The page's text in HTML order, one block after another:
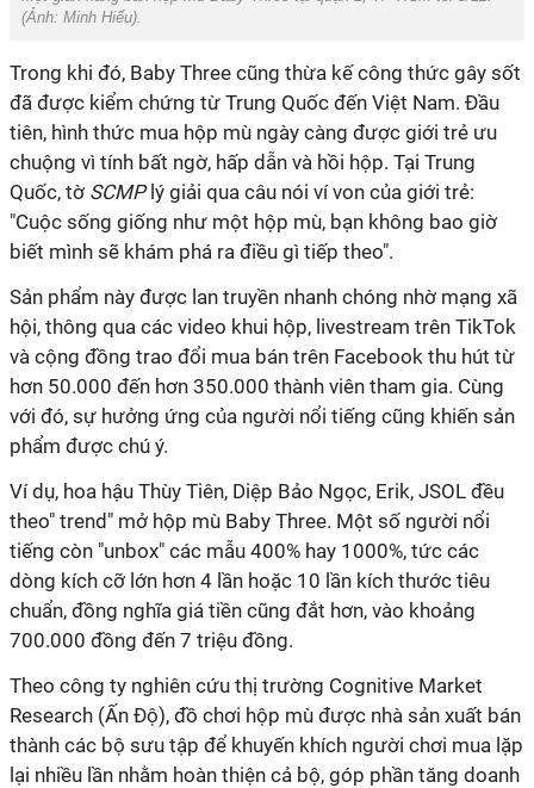
(Ảnh: Minh Hiếu).
Trong khi đó, Baby Three cũng thừa kế công thức gây sốt
đã được kiểm chứng từ Trung Quốc đến Việt Nam. Đầu
tiên, hình thức mua hộp mù ngày càng được giới trẻ ưu
chuộng vì tính bất ngờ, hấp dẫn và hồi hộp. Tại Trung
Quốc, tờ SCMPlý giải qua câu nói ví von của giới trẻ:
"Cuộc sống giống như một hộp mù, bạn không bao giờ
biết mình sẽ khám phá ra điều gì tiếp theo".
Sản phẩm này được lan truyền nhanh chóng nhờ mạng xã
hội, thông qua các video khui hộp, livestream trên TikTok
và cộng đồng trao đổi mua bán trên Facebook thu hút từ
hơn 50.000 đến hơn 350.000 thành viên tham gia. Cùng
với đó, sự hưởng ứng của người nổi tiếng cũng khiến sản
phẩm được chú ý.
Ví dụ, hoa hậu Thùy Tiên, Diệp Bảo Ngọc, Erik, JSOL đều
theo" trend" mở hộp mù Baby Three. Một số người nổi
tiếng còn "unbox" các mẫu 400% hay 1000%, tức các
dòng kích cỡ lớn hơn 4 lần hoặc 10 lần kích thước tiêu
chuẩn, đồng nghĩa giá tiền cũng đắt hơn, vào khoảng
700.000 đồng đến 7 triệu đồng.
Theo công ty nghiên cứu thị trường Cognitive Market
Research (Ấn Độ), đồ chơi hộp mù được nhà sản xuất bán
thành các bộ sưu tập để khuyến khích người chơi mua lặp
lại nhiều lần nhằm hoàn thiện cả bộ, góp phần tăng doanh